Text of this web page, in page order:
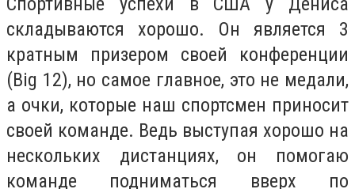
складываются хорошо. Он является 3
кратным призером своей конференции
(Big 12), но самое главное, это не медали,
а очки, которые наш спортсмен приносит
своей команде. Ведь выступая хорошо на
нескольких дистанциях, он помогаю
команде подниматься вверх по